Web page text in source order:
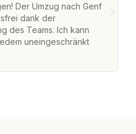
Der Umzug nach Genf
dank der
des Teams. Ich kann
uneingeschränkt